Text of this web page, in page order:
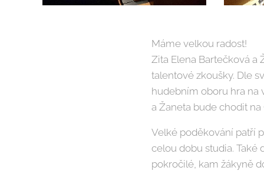
Máme velkou radost!
Zita Elena Bartečková a
talentové zkoušky. Dle
hudebním oboru hra na
a Žaneta bude chodit
Velké poděkování patří
celou dobu studia.
pokročilé, kam žákyně